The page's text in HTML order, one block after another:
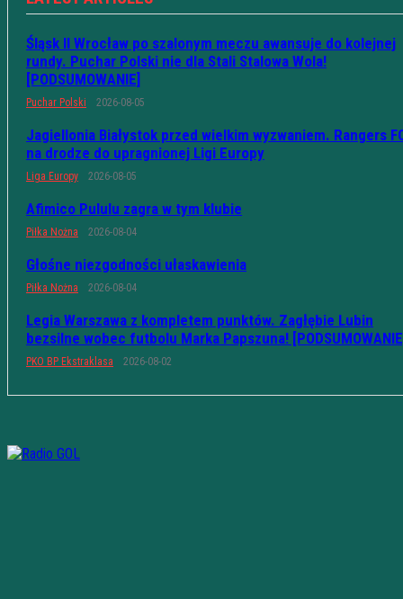
Śląsk II Wrocław po szalonym meczu awansuje do kolejnej
rundy. Puchar Polski nie dla Stali Stalowa Wola!
[PODSUMOWANIE]
Puchar Polski 2026-08-05
Jagiellonia Białystok przed wielkim wyzwaniem. Rangers
na drodze do upragnionej Ligi Europy
Liga Europy 2026-08-05
Afimico Pululu zagra w tym klubie
Piłka Nożna 2026-08-04
Głośne niezgodności ułaskawienia
Piłka Nożna 2026-08-04
Legia Warszawa z kompletem punktów. Zagłębie Lubin
bezsilne wobec futbolu Marka Papszuna!
PKO BP Ekstraklasa 2026-08-02